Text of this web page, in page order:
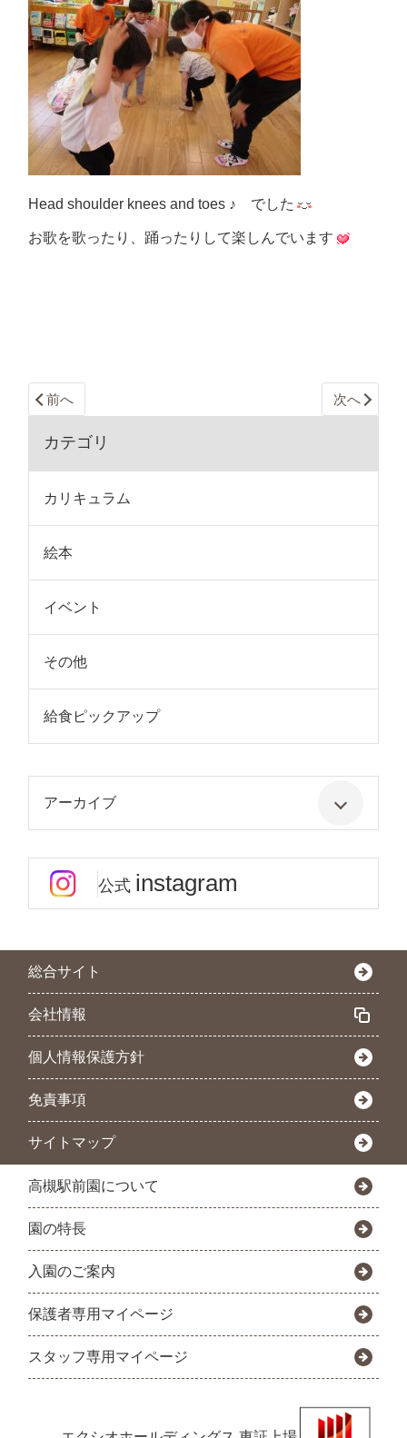
Head shoulder knees and toes ♪ でした
お歌を歌ったり、踊ったりして楽しんでいます
前へ 次へ
カテゴリ
カリキュラム
絵本
イベント
その他
給食ピックアップ
アーカイブ
公式 instagram
総合サイト
会社情報
個人情報保護方針
免責事項
サイトマップ
高槻駅前園について
園の特長
入園のご案内
保護者専用マイページ
スタッフ専用マイページ